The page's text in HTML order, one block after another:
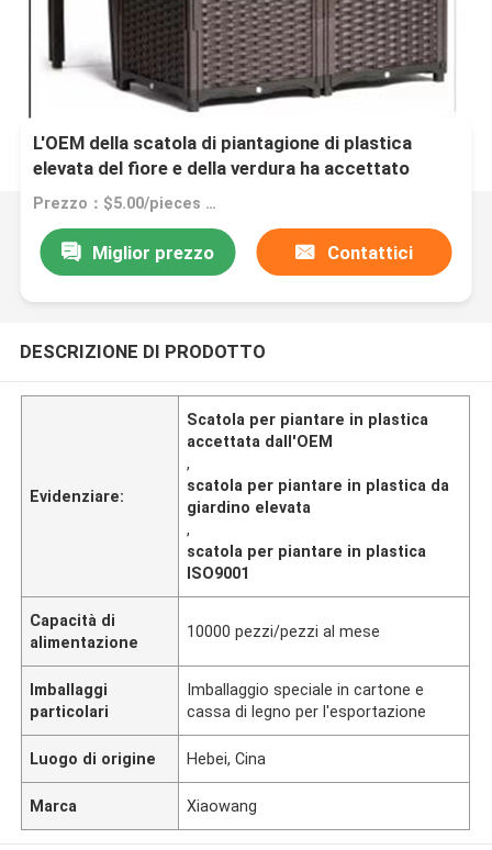
L'OEM della scatola di piantagione di plastica
elevata del fiore e della verdura ha accettato
Prezzo：$5.00/pieces 1-199 pieces
Miglior prezzo Contattici
DESCRIZIONE DI PRODOTTO
Evidenziare:
Scatola per piantare in plastica
accettata dall'OEM
,
scatola per piantare in plastica da
giardino elevata
,
scatola per piantare in plastica
ISO9001
Capacità di
alimentazione
10000 pezzi/pezzi al mese
Imballaggi
particolari
Imballaggio speciale in cartone e
cassa di legno per l'esportazione
Luogo di origine Hebei, Cina
Marca Xiaowang